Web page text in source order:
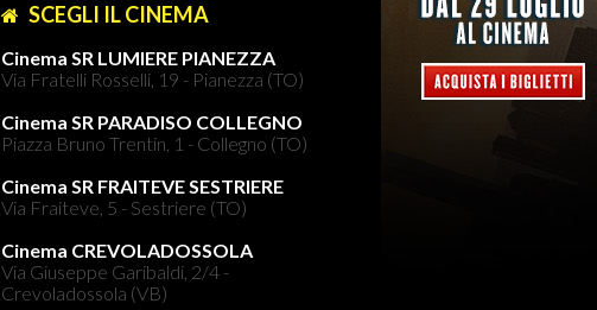
SCEGLI IL CINEMA
Cinema SR LUMIERE PIANEZZA
Via Fratelli Rosselli, 19 - Pianezza (TO)
Cinema SR PARADISO COLLEGNO
Piazza Bruno Trentin, 1 - Collegno (TO)
Cinema SR FRAITEVE SESTRIERE
Via Fraiteve, 5 - Sestriere (TO)
Cinema CREVOLADOSSOLA
Via Giuseppe Garibaldi, 2/4 -
Crevoladossola (VB)